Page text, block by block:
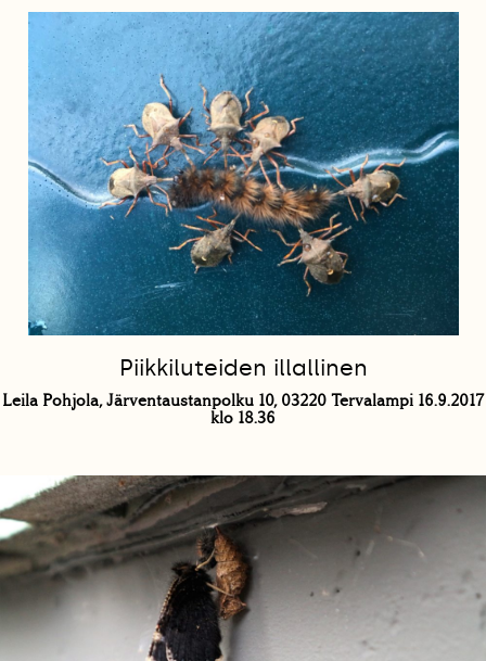
Piikkiluteiden illallinen
Leila Pohjola, Järventaustanpolku 10, 03220 Tervalampi 16.9.2017
klo 18.36